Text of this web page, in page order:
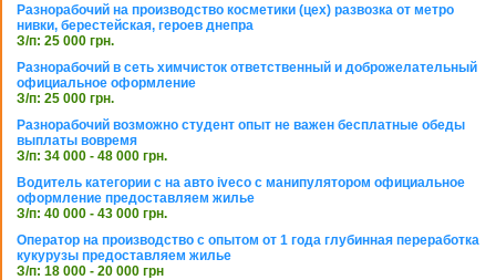
Разнорабочий на производство косметики (цех) развозка от метро
нивки, берестейская, героев днепра
З/п: 25 000 грн.
Разнорабочий в сеть химчисток ответственный и доброжелательный
официальное оформление
З/п: 25 000 грн.
Разнорабочий возможно студент опыт не важен бесплатные обеды
выплаты вовремя
З/п: 34 000 - 48 000 грн.
Водитель категории с на авто iveco с манипулятором официальное
оформление предоставляем жилье
З/п: 40 000 - 43 000 грн.
Оператор на производство с опытом от 1 года глубинная переработка
кукурузы предоставляем жилье
З/п: 18 000 - 20 000 грн